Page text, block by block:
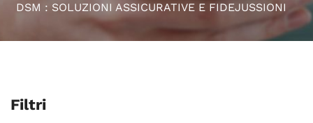
DSM : SOLUZIONI ASSICURATIVE E FIDEJUSSIONI
Filtri